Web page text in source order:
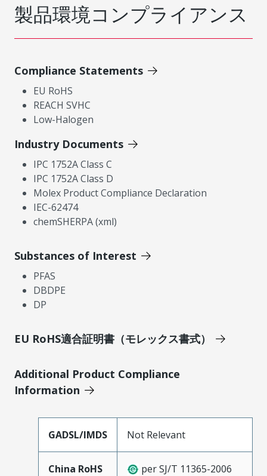
製品環境コンプライアンス
Compliance Statements
EU RoHS
REACH SVHC
Low-Halogen
Industry Documents
IPC 1752A Class C
IPC 1752A Class D
Molex Product Compliance Declaration
IEC-62474
chemSHERPA (xml)
Substances of Interest
PFAS
DBDPE
DP
EU RoHS適合証明書（モレックス書式）
Additional Product Compliance
Information
GADSL/IMDS Not Relevant
China RoHS per SJ/T 11365-2006